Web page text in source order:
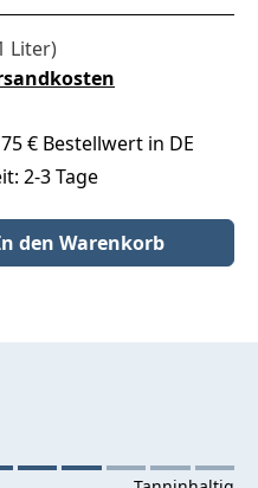
Liter)
€ Bestellwert in DE
2-3 Tage
Wert ein oder benutze
den Warenkorb